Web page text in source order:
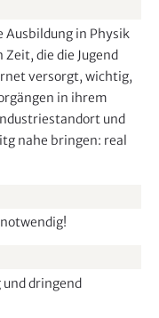
in Physik
die die Jugend
versorgt, wichtig,
in ihrem
und
nahe bringen: real
dringend